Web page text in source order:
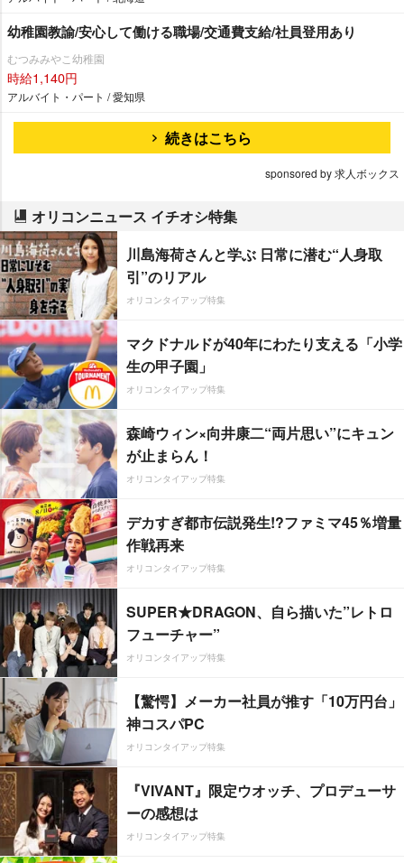
幼稚園教諭/安心して働ける職場/交通費支給/社員登用あり
むつみみやこ幼稚園
時給1,140円
アルバイト・パート / 愛知県
続きはこちら
sponsored by 求人ボックス
オリコンニュース イチオシ特集
川島海荷さんと学ぶ 日常に潜む“人身取
引”のリアル
オリコンタイアップ特集
マクドナルドが40年にわたり支える「小学
生の甲子園」
オリコンタイアップ特集
森崎ウィン×向井康二“両片思い”にキュン
が止まらん！
オリコンタイアップ特集
デカすぎ都市伝説発生!?ファミマ45％増量
作戦再来
オリコンタイアップ特集
SUPER★DRAGON、自ら描いた”レトロ
フューチャー”
オリコンタイアップ特集
【驚愕】メーカー社員が推す「10万円台」
神コスパPC
オリコンタイアップ特集
『VIVANT』限定ウオッチ、プロデューサ
ーの感想は
オリコンタイアップ特集